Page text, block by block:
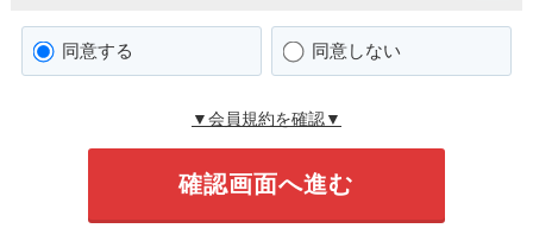
同意する 同意しない
▼会員規約を確認▼